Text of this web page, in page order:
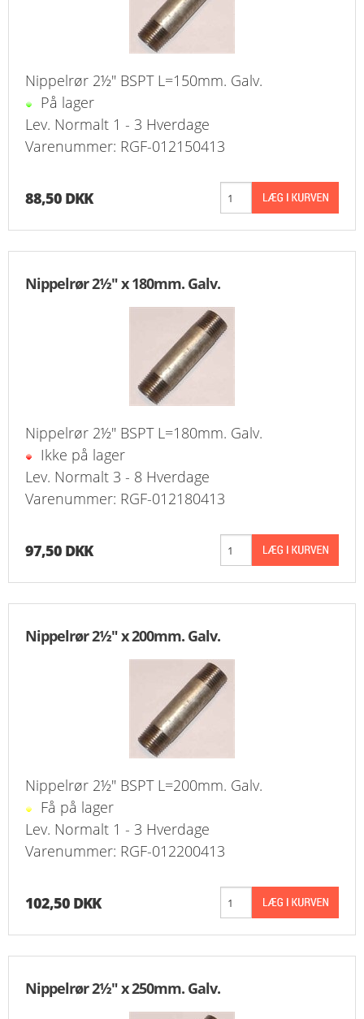
Nippelrør 2½" BSPT L=150mm. Galv.
På lager
Lev. Normalt 1 - 3 Hverdage
Varenummer: RGF-012150413
88,50 DKK
Nippelrør 2½" x 180mm. Galv.
Nippelrør 2½" BSPT L=180mm. Galv.
Ikke på lager
Lev. Normalt 3 - 8 Hverdage
Varenummer: RGF-012180413
97,50 DKK
Nippelrør 2½" x 200mm. Galv.
Nippelrør 2½" BSPT L=200mm. Galv.
Få på lager
Lev. Normalt 1 - 3 Hverdage
Varenummer: RGF-012200413
102,50 DKK
Nippelrør 2½" x 250mm. Galv.